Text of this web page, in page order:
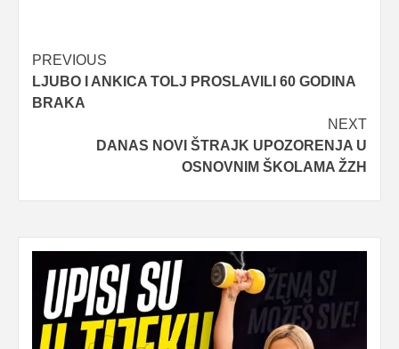
Post
navigation
PREVIOUS
LJUBO I ANKICA TOLJ PROSLAVILI 60 GODINA
BRAKA
NEXT
DANAS NOVI ŠTRAJK UPOZORENJA U
OSNOVNIM ŠKOLAMA ŽZH